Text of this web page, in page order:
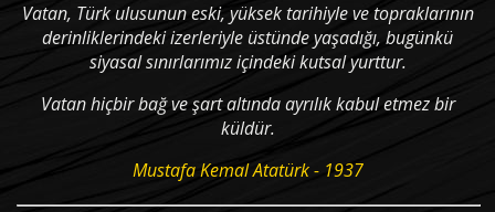
Vatan, Türk ulusunun eski, yüksek tarihiyle ve topraklarının
derinliklerindeki izerleriyle üstünde yaşadığı, bugünkü
siyasal sınırlarımız içindeki kutsal yurttur.
Vatan hiçbir bağ ve şart altında ayrılık kabul etmez bir
küldür.
Mustafa Kemal Atatürk - 1937